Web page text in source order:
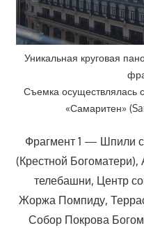
Уникальная круговая
Съемка осуществлялась
«Самаритен»
Фрагмент 1 — Шпили
(Крестной
телебашни, Центр
Жоржа Помпиду,
Собор Покрова